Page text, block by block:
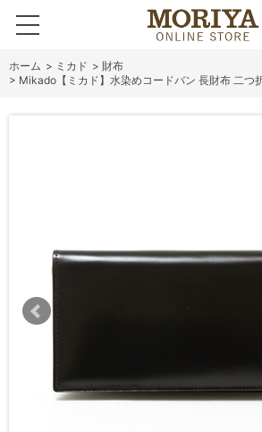
ホーム > ミカド > 財布
> Mikado【ミカド】水染めコードバン 長財布 二つ